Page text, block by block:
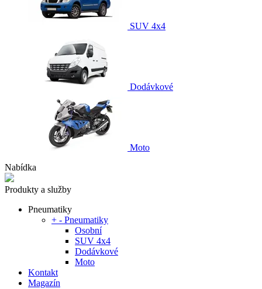
SUV 4x4
Dodávkové
Moto
Nabídka
Produkty a služby
Pneumatiky
+ - Pneumatiky
Osobní
SUV 4x4
Dodávkové
Moto
Kontakt
Magazín